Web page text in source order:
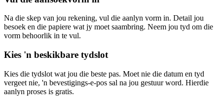
Na die skep van jou rekening, vul die aanlyn vorm in. Detail jou
besoek en die papiere wat jy moet saambring. Neem jou tyd om die
vorm behoorlik in te vul.
Kies 'n beskikbare tydslot
Kies die tydslot wat jou die beste pas. Moet nie die datum en tyd
vergeet nie, 'n bevestigings-e-pos sal na jou gestuur word. Hierdie
aanlyn proses is gratis.